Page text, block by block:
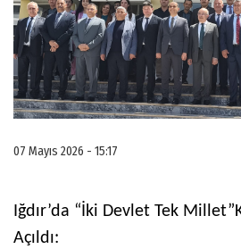
07 Mayıs 2026 - 15:17
Iğdır’da “İki Devlet Tek Millet”
Açıldı: